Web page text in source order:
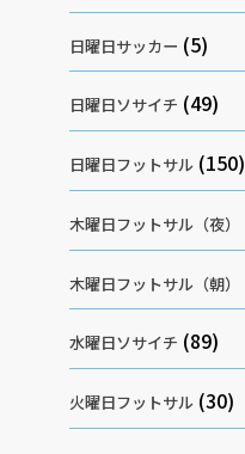
日曜日サッカー (5)
日曜日ソサイチ (49)
日曜日フットサル (150)
木曜日フットサル（夜）
木曜日フットサル（朝）
水曜日ソサイチ (89)
火曜日フットサル (30)